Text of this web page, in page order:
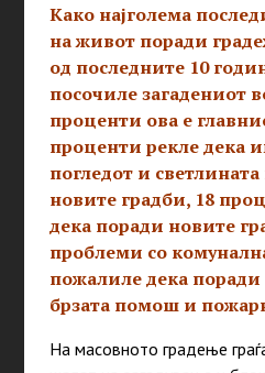
Како најголема
на живот поради
од последните 10
посочиле загадениот
проценти ова е
проценти рекле дека
погледот и
новите градби, 18
дека поради новите
проблеми со
пожалиле дека
брзата помош и
На масовното градење